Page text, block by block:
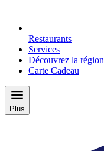
Restaurants
Services
Découvrez la région
Carte Cadeau
Plus